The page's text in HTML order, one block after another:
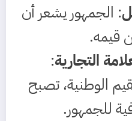
: الجمهور يشعر أن
قيمه.
التجارية:
الوطنية، تصبح
للجمهور.